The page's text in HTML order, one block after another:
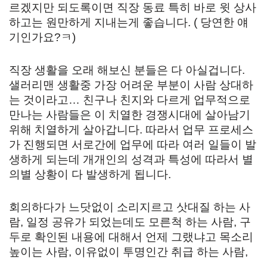
르겠지만 되도록이면 직장 동료 특히 바로 윗 상사
하고는 원만하게 지내는게 좋습니다. ( 당연한 얘
기인가요?ㅋ)
직장 생활을 오래 해보신 분들은 다 아실겁니다.
샐러리맨 생활중 가장 어려운 부분이 사람 상대하
는 것이라고… 친구나 친지와 다르게 업무적으로
만나는 사람들은 이 치열한 경쟁시대에 살아남기
위해 치열하게 살아갑니다. 따라서 업무 프로세스
가 진행되면 서로간에 업무에 따라 여러 일들이 발
생하게 되는데 개개인의 성격과 특성에 따라서 별
의별 상황이 다 발생하게 됩니다.
회의하다가 느닷없이 소리지르고 삿대질 하는 사
람, 일정 공유가 되었는데도 모른척 하는 사람, 구
두로 확인된 내용에 대해서 언제 그랬냐고 목소리
높이는 사람, 이유없이 투명인간 취급 하는 사람,